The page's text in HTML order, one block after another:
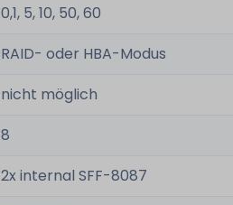
0,1, 5, 10, 50, 60
RAID- oder HBA-Modus
nicht möglich
8
2x internal SFF-8087